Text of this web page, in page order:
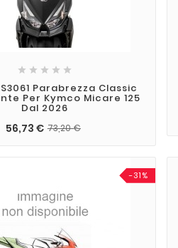
    
Parabrezza Classic
Per Kymco Micare 125
Dal 2026
56,73 € 73,20 €
-31%